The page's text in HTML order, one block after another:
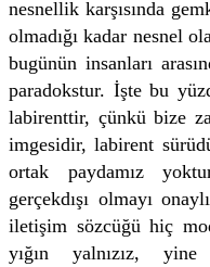
nesnellik karşısında
olmadığı kadar nesnel
bugünün insanları
paradokstur. İşte bu
labirenttir, çünkü bize
imgesidir, labirent
ortak paydamız
gerçekdışı olmayı
iletişim sözcüğü hiç
yığın yalnızız,